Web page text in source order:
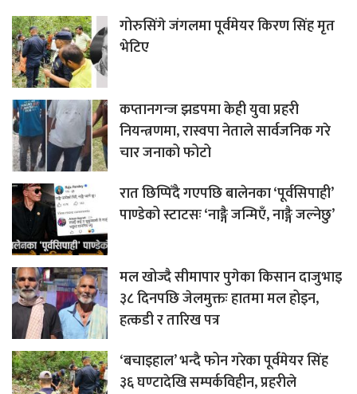
गोरुसिंगे जंगलमा पूर्वमेयर किरण सिंह मृत
भेटिए
कप्तानगन्ज झडपमा केही युवा प्रहरी
नियन्त्रणमा, रास्वपा नेताले सार्वजनिक गरे
चार जनाको फोटो
रात छिप्पिँदै गएपछि बालेनका ‘पूर्वसिपाही’
पाण्डेको स्टाटसः ‘नाङ्गै जन्मिएँ, नाङ्गै जल्नेछु’
मल खोज्दै सीमापार पुगेका किसान दाजुभाइ
३८ दिनपछि जेलमुक्तः हातमा मल होइन,
हत्कडी र तारिख पत्र
‘बचाइहाल’ भन्दै फोन गरेका पूर्वमेयर सिंह
३६ घण्टादेखि सम्पर्कविहीन, प्रहरीले